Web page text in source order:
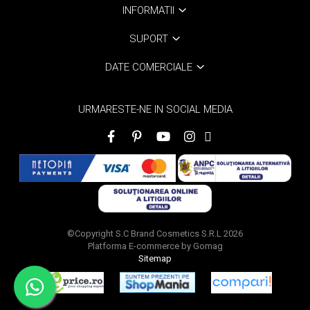
INFORMATII
SUPORT
DATE COMERCIALE
URMARESTE-NE IN SOCIAL MEDIA
©Copyright S.C Brand Cosmetics S.R.L 2026
Platforma E-commerce by Gomag
Sitemap